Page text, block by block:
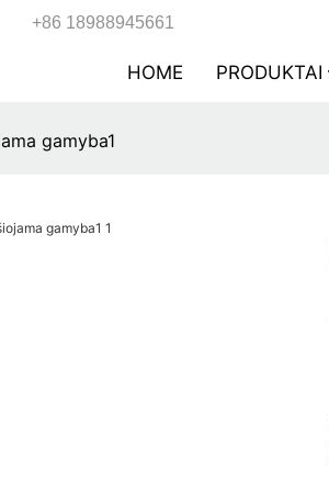
+86 18988945661
HOME PRODUKTAI
gamyba1